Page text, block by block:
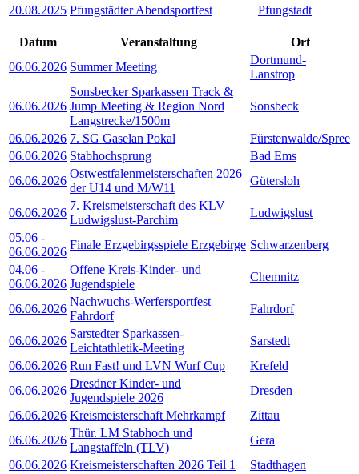
20.08.2025 Pfungstädter Abendsportfest Pfungstadt
Datum Veranstaltung
Ort
06.06.2026 Summer Meeting
Dortmund-
Lanstrop
06.06.2026
Sonsbecker Sparkassen Track &
Jump Meeting & Region Nord
Langstrecke/1500m
Sonsbeck
06.06.2026 7. SG Gaselan Pokal
Fürstenwalde/Spree
06.06.2026 Stabhochsprung
Bad Ems
06.06.2026
Ostwestfalenmeisterschaften 2026
der U14 und M/W11
Gütersloh
06.06.2026
7. Kreismeisterschaft des KLV
Ludwigslust-Parchim
Ludwigslust
05.06 -
06.06.2026
Finale Erzgebirgsspiele Erzgebirge Schwarzenberg
04.06 -
06.06.2026
Offene Kreis-Kinder- und
Jugendspiele
Chemnitz
06.06.2026
Nachwuchs-Werfersportfest
Fahrdorf
Fahrdorf
06.06.2026
Sarstedter Sparkassen-
Leichtathletik-Meeting
Sarstedt
06.06.2026 Run Fast! und LVN Wurf Cup
Krefeld
06.06.2026
Dresdner Kinder- und
Jugendspiele 2026
Dresden
06.06.2026 Kreismeisterschaft Mehrkampf
Zittau
06.06.2026
Thür. LM Stabhoch und
Langstaffeln (TLV)
Gera
06.06.2026 Kreismeisterschaften 2026 Teil 1
Stadthagen